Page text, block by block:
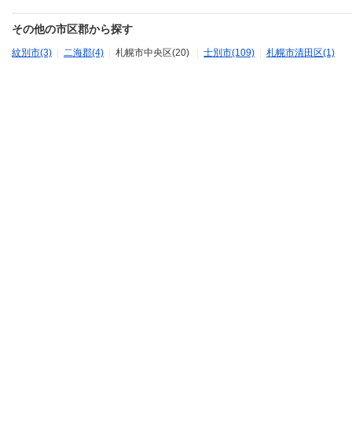
その他の市区郡から探す
紋別市(3) 二海郡(4) 札幌市中央区(20) 士別市(109) 札幌市清田区(1)